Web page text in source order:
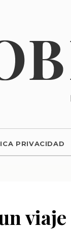
PRIVACIDAD